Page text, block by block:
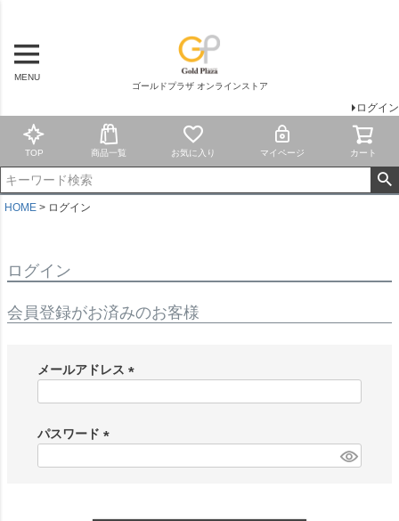
MENU
ゴールドプラザ オンラインストア
ログイン
TOP 商品一覧 お気に入り マイページ カート
HOME ログイン
ログイン
会員登録がお済みのお客様
メールアドレス
)
パスワード